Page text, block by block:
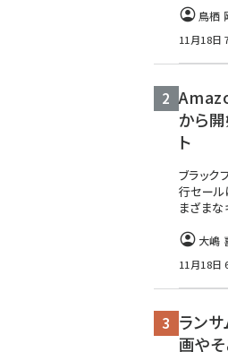
鳥栖
11月18日
から
ト
ブラック
行セール
まざま
大嶋
11月18日
ラン
画や